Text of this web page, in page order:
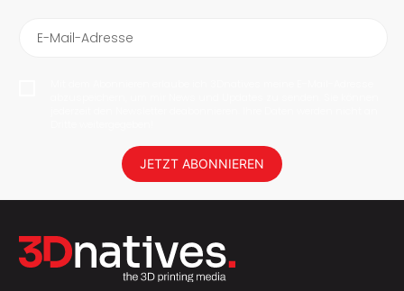
E-Mail-Adresse
JETZT ABONNIEREN